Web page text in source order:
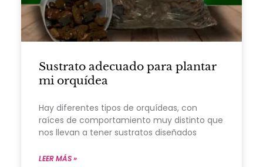
Sustrato adecuado para plantar
mi orquídea
Hay diferentes tipos de orquídeas, con
raíces de comportamiento muy distinto que
nos llevan a tener sustratos diseñados
LEER MÁS »